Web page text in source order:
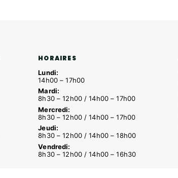
HORAIRES
Lundi:
14h00 – 17h00
Mardi:
8h30 – 12h00 / 14h00 – 17h00
Mercredi:
8h30 – 12h00 / 14h00 – 17h00
Jeudi:
8h30 – 12h00 / 14h00 – 18h00
Vendredi:
8h30 – 12h00 / 14h00 – 16h30